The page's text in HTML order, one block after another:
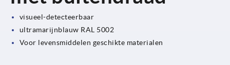
visueel-detecteerbaar
ultramarijnblauw RAL 5002
Voor levensmiddelen geschikte materialen